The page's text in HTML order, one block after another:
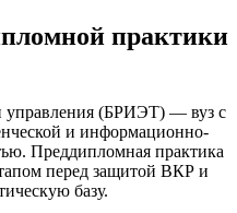
практики
управления (БРИЭТ) — вуз с
и информационно-
Преддипломная практика
перед защитой ВКР и
базу.